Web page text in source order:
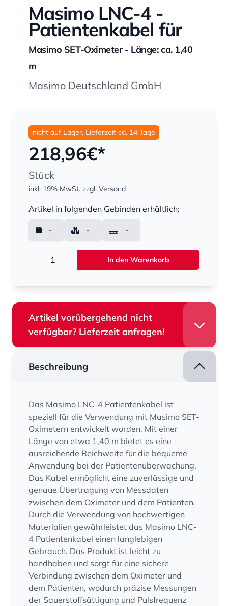
Masimo LNC-4 -
Patientenkabel für
Masimo SET-Oximeter - Länge: ca. 1,40
m
Masimo Deutschland GmbH
nicht auf Lager, Lieferzeit ca. 14 Tage
218,96€*
Stück
inkl. 19% MwSt. zzgl. Versand
Artikel in folgenden Gebinden erhältlich:
- - -
In den Warenkorb
Artikel vorübergehend nicht
verfügbar? Lieferzeit anfragen!
Beschreibung
Das Masimo LNC-4 Patientenkabel ist
speziell für die Verwendung mit Masimo SET-
Oximetern entwickelt worden. Mit einer
Länge von etwa 1,40 m bietet es eine
ausreichende Reichweite für die bequeme
Anwendung bei der Patientenüberwachung.
Das Kabel ermöglicht eine zuverlässige und
genaue Übertragung von Messdaten
zwischen dem Oximeter und dem Patienten.
Durch die Verwendung von hochwertigen
Materialien gewährleistet das Masimo LNC-
4 Patientenkabel einen langlebigen
Gebrauch. Das Produkt ist leicht zu
handhaben und sorgt für eine sichere
Verbindung zwischen dem Oximeter und
dem Patienten, wodurch präzise Messungen
der Sauerstoffsättigung und Pulsfrequenz